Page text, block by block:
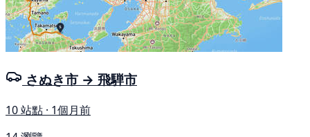
さぬき市 → 飛騨市
10 站點 · 1個月前